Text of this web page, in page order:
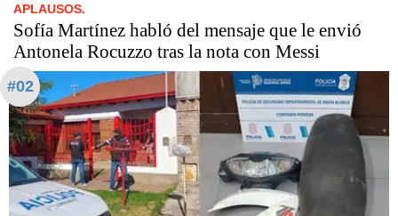
APLAUSOS.
Sofía Martínez habló del mensaje que le envió
Antonela Rocuzzo tras la nota con Messi
#02